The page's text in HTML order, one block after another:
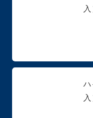
入
入